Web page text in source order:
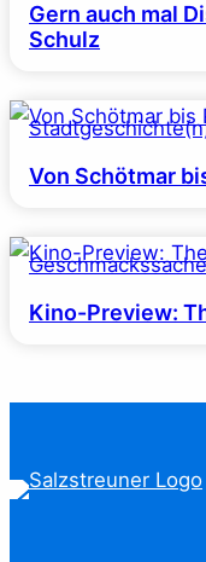
Gern auch mal
Schulz
Von Schötmar
Kino-Preview: